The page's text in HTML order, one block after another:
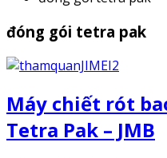
đóng gói tetra pak
Máy chiết rót
Tetra Pak – JMB